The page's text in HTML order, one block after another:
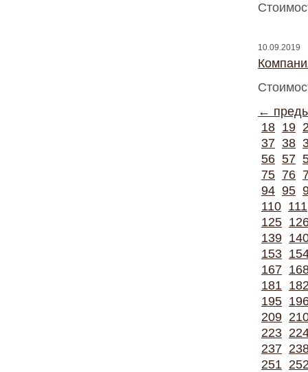
10.09.2019
←
18 19
37 38
56 57
75 76
94 95
110 111
125
139
153
167
181
195
209
223
237
251